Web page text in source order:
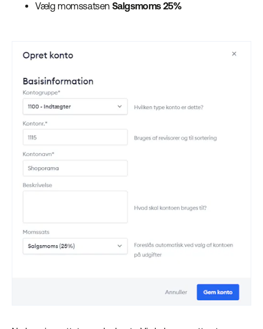
Vælg momssatsen Salgsmoms 25%